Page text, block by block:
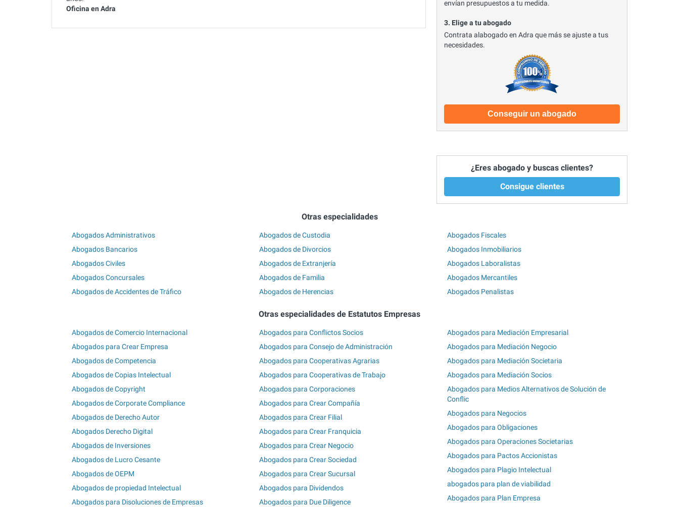
Oficina en Adra
envían presupuestos a tu medida.
3. Elige a tu abogado
Contrata alabogado en Adra que más se ajuste a tus
necesidades.
Conseguir un abogado
¿Eres abogado y buscas clientes?
Consigue clientes
Otras especialidades
Abogados Administrativos
Abogados Bancarios
Abogados Civiles
Abogados Concursales
Abogados de Accidentes de Tráfico
Abogados de Custodia
Abogados de Divorcios
Abogados de Extranjería
Abogados de Familia
Abogados de Herencias
Abogados Fiscales
Abogados Inmobiliarios
Abogados Laboralistas
Abogados Mercantiles
Abogados Penalistas
Otras especialidades de Estatutos Empresas
Abogados de Comercio Internacional
Abogados para Crear Empresa
Abogados de Competencia
Abogados de Copias Intelectual
Abogados de Copyright
Abogados de Corporate Compliance
Abogados de Derecho Autor
Abogados Derecho Digital
Abogados de Inversiones
Abogados de Lucro Cesante
Abogados de OEPM
Abogados de propiedad Intelectual
Abogados para Disoluciones de Empresas
Abogados para Conflictos Socios
Abogados para Consejo de Administración
Abogados para Cooperativas Agrarias
Abogados para Cooperativas de Trabajo
Abogados para Corporaciones
Abogados para Crear Compañía
Abogados para Crear Filial
Abogados para Crear Franquicia
Abogados para Crear Negocio
Abogados para Crear Sociedad
Abogados para Crear Sucursal
Abogados para Dividendos
Abogados para Due Diligence
Abogados para Mediación Empresarial
Abogados para Mediación Negocio
Abogados para Mediación Societaria
Abogados para Mediación Socios
Abogados para Medios Alternativos de Solución de
Conflic
Abogados para Negocios
Abogados para Obligaciones
Abogados para Operaciones Societarias
Abogados para Pactos Accionistas
Abogados para Plagio Intelectual
abogados para plan de viabilidad
Abogados para Plan Empresa